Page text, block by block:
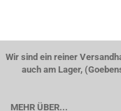
Wir sind ein reiner
auch am Lager,
MEHR ÜBER...